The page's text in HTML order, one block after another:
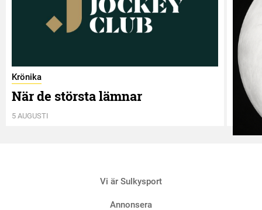
Krönika
När de största lämnar
5 AUGUSTI
Vi är Sulkysport
Annonsera